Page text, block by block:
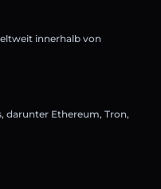
innerhalb von
darunter Ethereum, Tron,